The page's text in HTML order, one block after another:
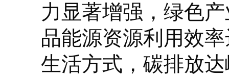
力显著增强，绿色
品能源资源利用效
生活方式，碳排放